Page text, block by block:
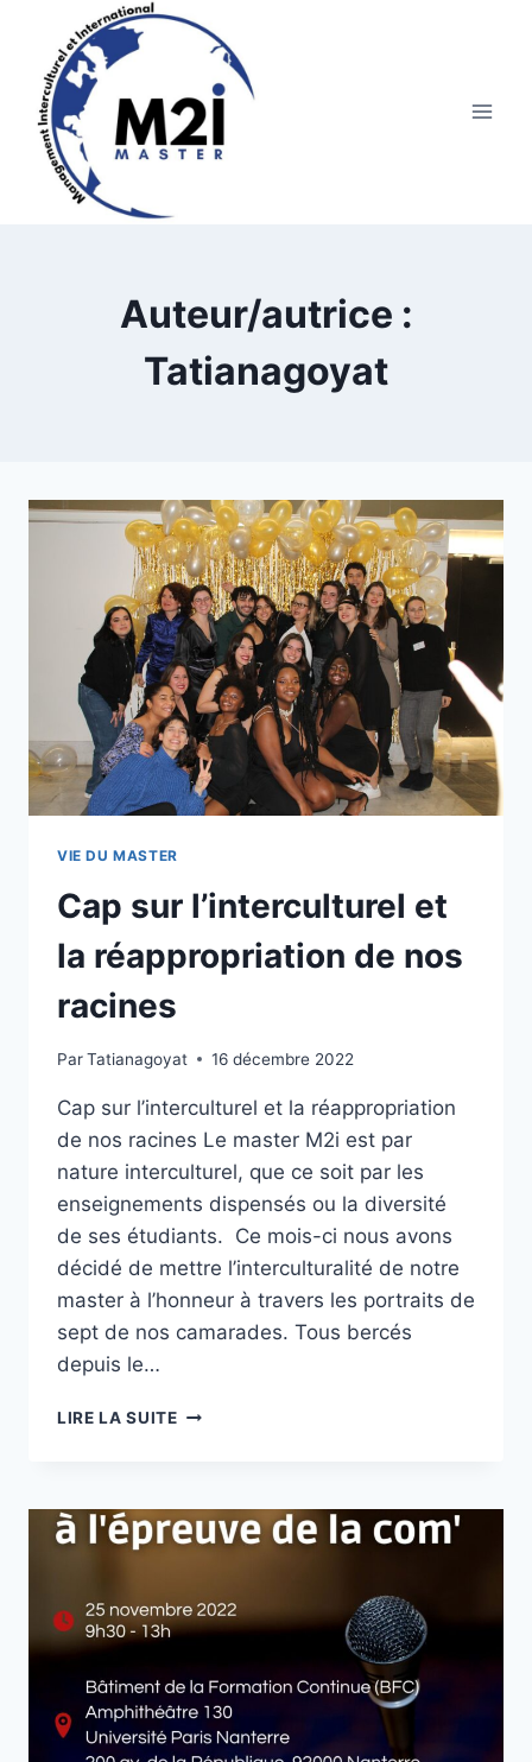
contenu
Auteur/autrice :
Tatianagoyat
VIE DU MASTER
Cap sur l’interculturel et
la réappropriation de nos
racines
ParTatianagoyat 16 décembre 2022
Cap sur l’interculturel et la réappropriation
de nos racines Le master M2i est par
nature interculturel, que ce soit par les
enseignements dispensés ou la diversité
de ses étudiants. Ce mois-ci nous avons
décidé de mettre l’interculturalité de notre
master à l’honneur à travers les portraits de
sept de nos camarades. Tous bercés
depuis le…
LIRE LA SUITECAP
LA
RÉAPPROPRIATION
RACINES